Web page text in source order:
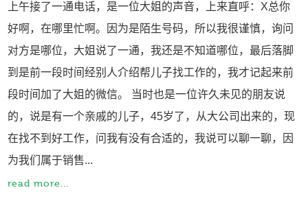
上午接了一通电话，是一位大姐的声音，上来直呼：X总你
好啊，在哪里忙啊。因为是陌生号码，所以我很谨慎，询问
对方是哪位，大姐说了一通，我还是不知道哪位，最后落脚
到是前一段时间经别人介绍帮儿子找工作的，我才记起来前
段时间加了大姐的微信。 当时也是一位许久未见的朋友说
的，说是有一个亲戚的儿子，45岁了，从大公司出来的，现
在找不到好工作，问我有没有合适的，我说可以聊一聊，因
为我们属于销售...
read more...